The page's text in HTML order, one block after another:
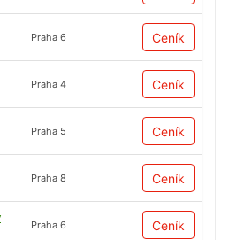
Praha 6 Ceník
Praha 4 Ceník
Praha 5 Ceník
Praha 8 Ceník
Praha 6 Ceník